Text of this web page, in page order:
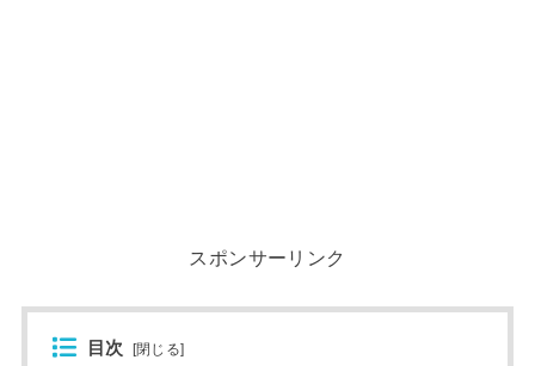
スポンサーリンク
目次 [閉じる]